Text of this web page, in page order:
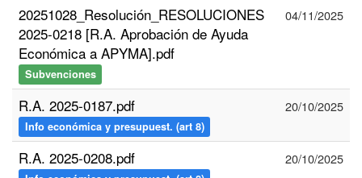
20251028_Resolución_RESOLUCIONES
2025-0218 [R.A. Aprobación de Ayuda
Económica a APYMA].pdf
Subvenciones
04/11/2025
R.A. 2025-0187.pdf
Info económica y presupuest. (art 8)
20/10/2025
R.A. 2025-0208.pdf 20/10/2025